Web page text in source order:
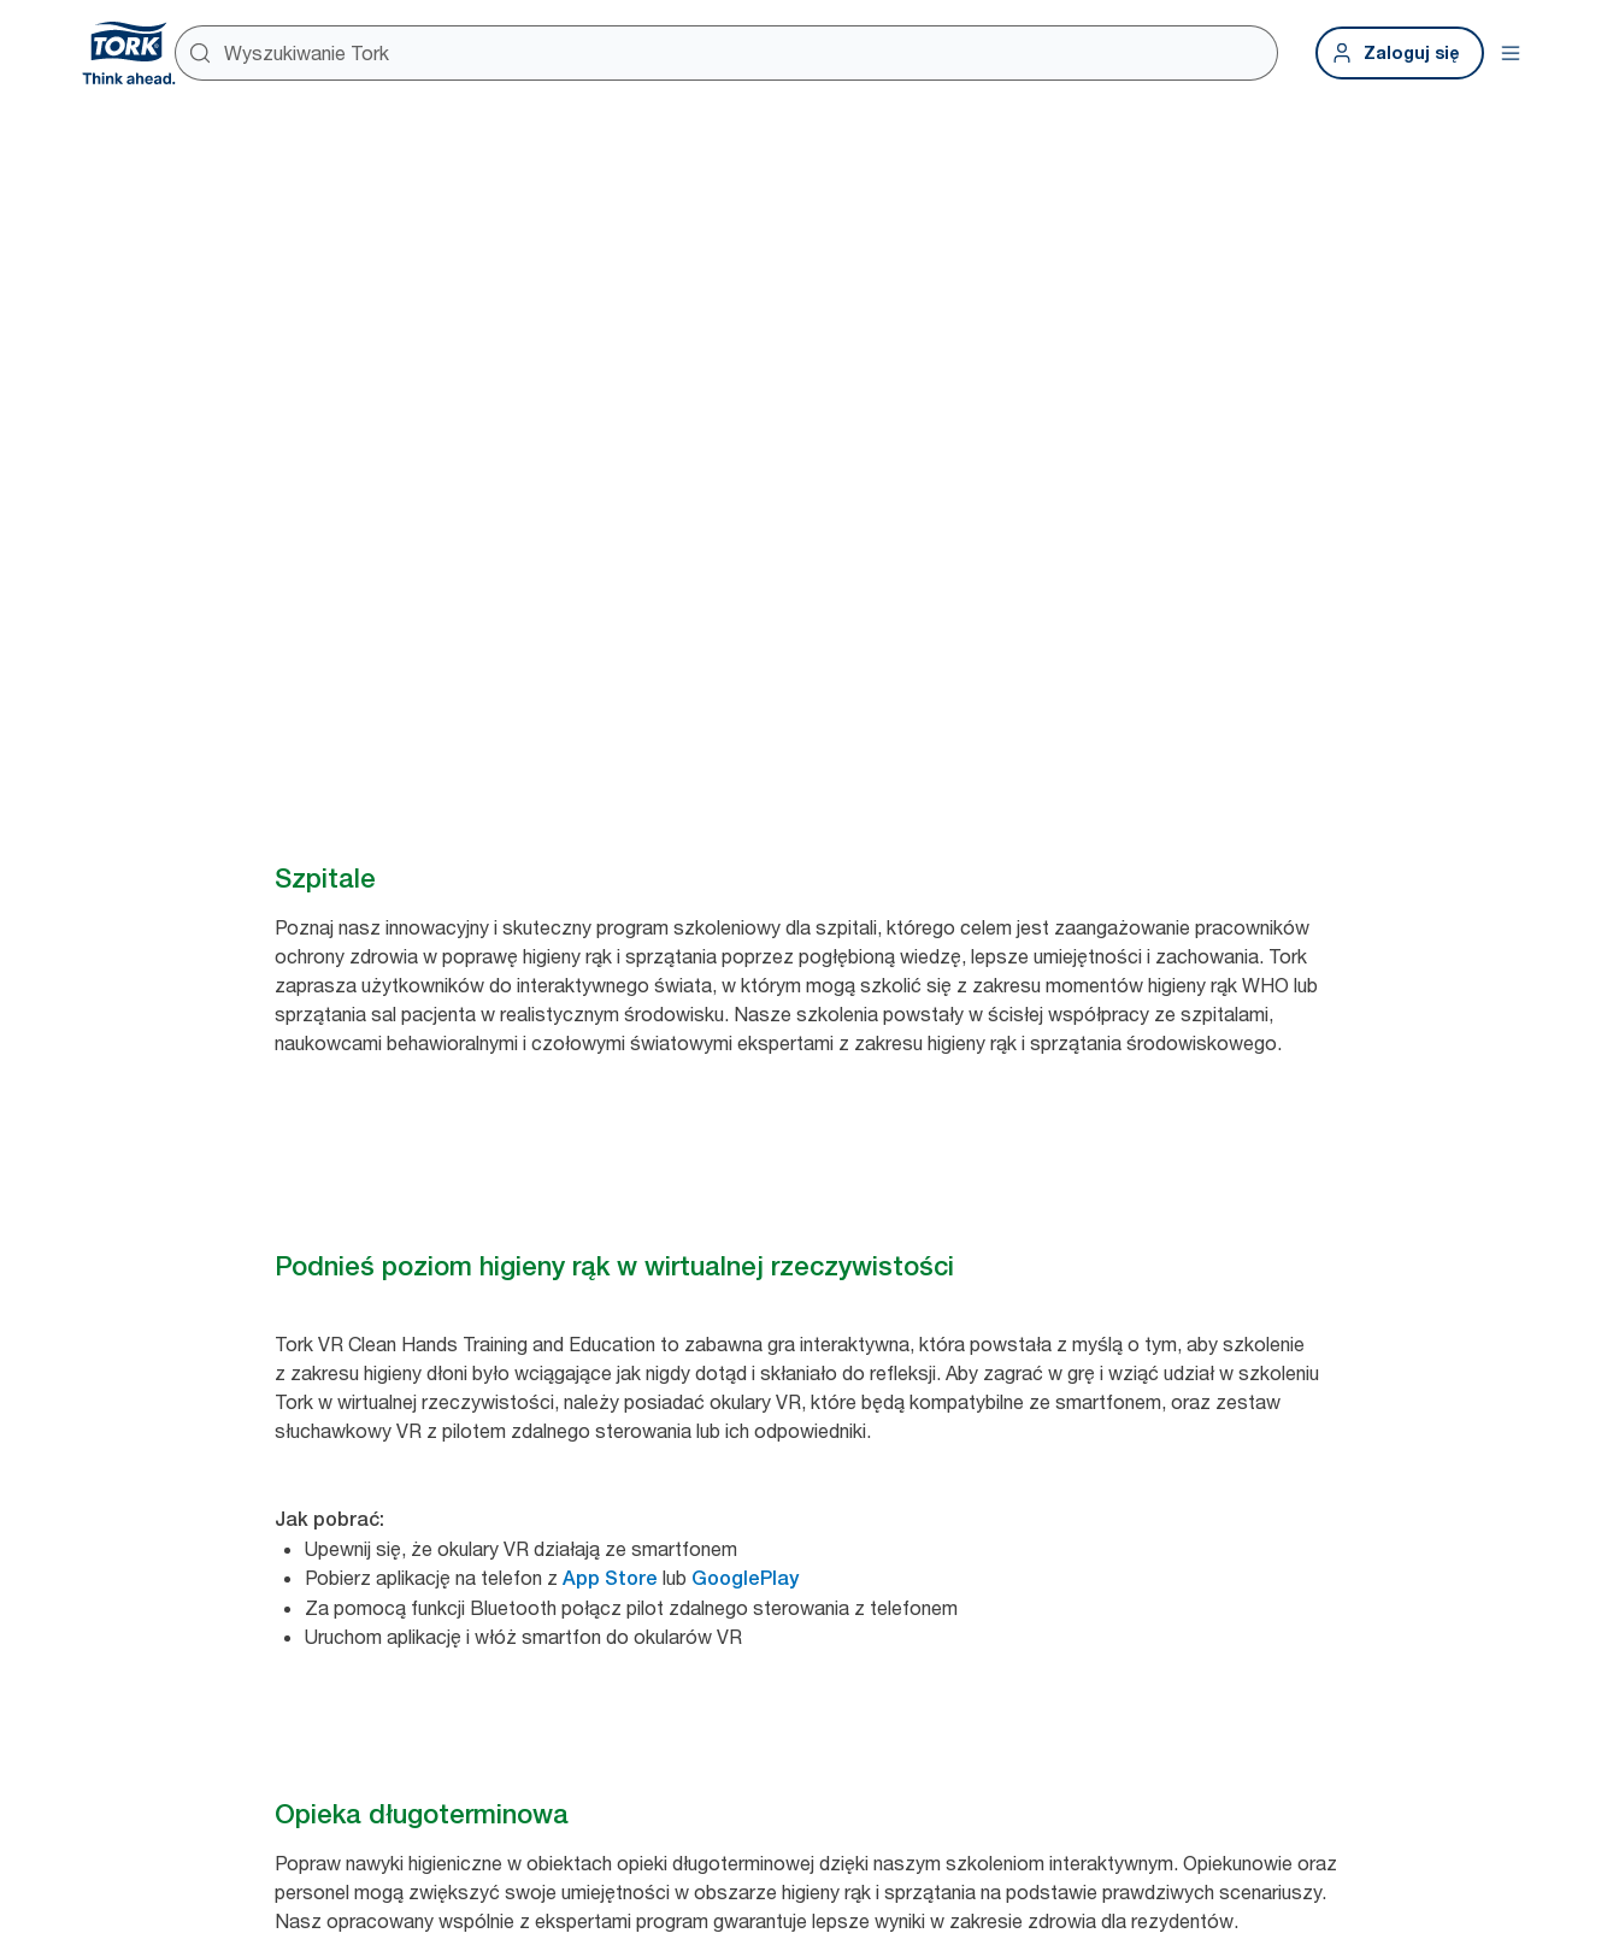
Zaloguj się
Szpitale
Poznaj nasz innowacyjny i skuteczny program szkoleniowy dla szpitali, którego celem jest zaangażowanie pracowników
ochrony zdrowia w poprawę higieny rąk i sprzątania poprzez pogłębioną wiedzę, lepsze umiejętności i zachowania. Tork
zaprasza użytkowników do interaktywnego świata, w którym mogą szkolić się z zakresu momentów higieny rąk WHO lub
sprzątania sal pacjenta w realistycznym środowisku. Nasze szkolenia powstały w ścisłej współpracy ze szpitalami,
naukowcami behawioralnymi i czołowymi światowymi ekspertami z zakresu higieny rąk i sprzątania środowiskowego.
Podnieś poziom higieny rąk w wirtualnej rzeczywistości
Tork VR Clean Hands Training and Education to zabawna gra interaktywna, która powstała z myślą o tym, aby szkolenie
z zakresu higieny dłoni było wciągające jak nigdy dotąd i skłaniało do refleksji. Aby zagrać w grę i wziąć udział w szkoleniu
Tork w wirtualnej rzeczywistości, należy posiadać okulary VR, które będą kompatybilne ze smartfonem, oraz zestaw
słuchawkowy VR z pilotem zdalnego sterowania lub ich odpowiedniki.
Jak pobrać:
Upewnij się, że okulary VR działają ze smartfonem
Pobierz aplikację na telefon z App Store lub GooglePlay
Za pomocą funkcji Bluetooth połącz pilot zdalnego sterowania z telefonem
Uruchom aplikację i włóż smartfon do okularów VR
Opieka długoterminowa
Popraw nawyki higieniczne w obiektach opieki długoterminowej dzięki naszym szkoleniom interaktywnym. Opiekunowie oraz
personel mogą zwiększyć swoje umiejętności w obszarze higieny rąk i sprzątania na podstawie prawdziwych scenariuszy.
Nasz opracowany wspólnie z ekspertami program gwarantuje lepsze wyniki w zakresie zdrowia dla rezydentów.